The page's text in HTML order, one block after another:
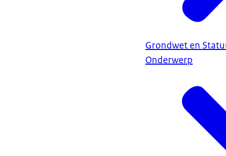
Grondwet en
Onderwerp